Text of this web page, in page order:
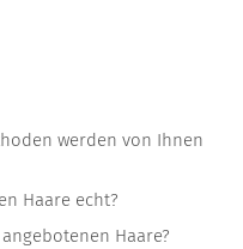
werden von Ihnen
Haare echt?
Haare?